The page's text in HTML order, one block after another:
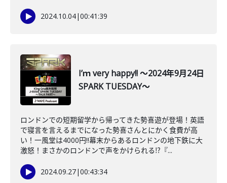
2024.10.04|00:41:39
I’ｍ very happy!! ～2024年9月24日
SPARK TUESDAY～
ロンドンでの短期留学から帰ってきた勢喜遊が登場！英語
で寝言を言えるまでになった勢喜さんとにかく食費が高
い！一風堂は4000円‼幕末からあるロンドンの地下鉄に大
激怒！まさかのロンドンで声をかけられる⁉『...
2024.09.27|00:43:34